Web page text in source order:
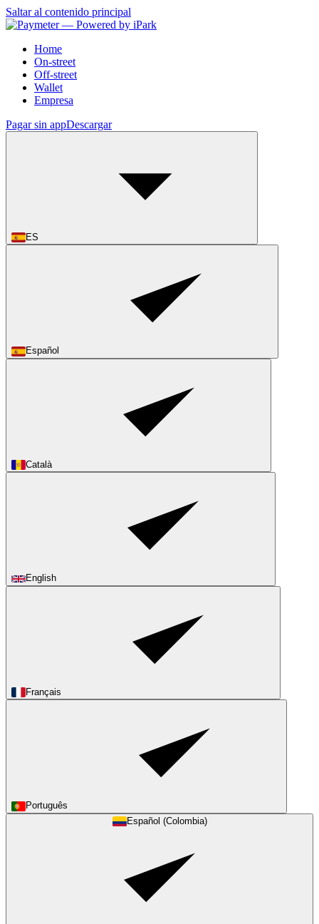
Saltar al contenido principal
Home
On-street
Off-street
Wallet
Empresa
Pagar sin appDescargar
ES
Español
Català
English
Français
Português
Español (Colombia)